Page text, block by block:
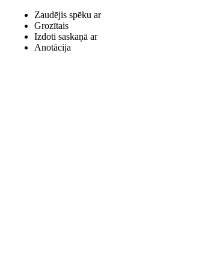
Zaudējis spēku ar
Grozītais
Izdoti saskaņā ar
Anotācija